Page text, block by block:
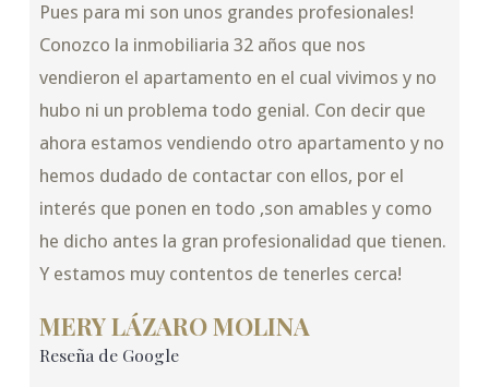
Pues para mi son unos grandes profesionales!
Conozco la inmobiliaria 32 años que nos
vendieron el apartamento en el cual vivimos y no
hubo ni un problema todo genial. Con decir que
ahora estamos vendiendo otro apartamento y no
hemos dudado de contactar con ellos, por el
interés que ponen en todo ,son amables y como
he dicho antes la gran profesionalidad que tienen.
Y estamos muy contentos de tenerles cerca!
MERY LÁZARO MOLINA
Reseña de Google